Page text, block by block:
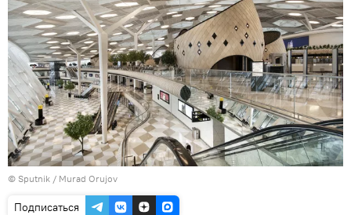
© Sputnik / Murad Orujov
Подписаться